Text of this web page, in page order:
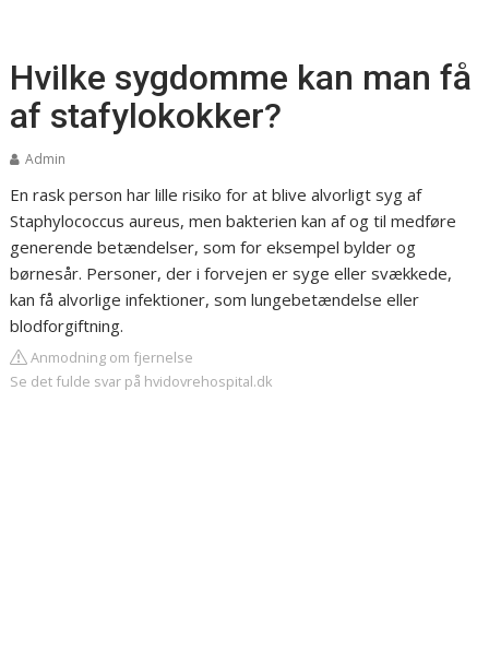
Hvilke sygdomme kan man få
af stafylokokker?
Admin
En rask person har lille risiko for at blive alvorligt syg af
Staphylococcus aureus, men bakterien kan af og til medføre
generende betændelser, som for eksempel bylder og
børnesår. Personer, der i forvejen er syge eller svækkede,
kan få alvorlige infektioner, som lungebetændelse eller
blodforgiftning.
Anmodning om fjernelse
Se det fulde svar på hvidovrehospital.dk